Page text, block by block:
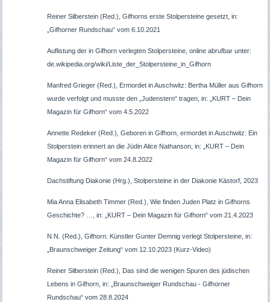
Reiner Silberstein (Red.), Gifhorns erste Stolpersteine gesetzt, in:
„Gifhorner Rundschau“ vom 6.10.2021
Auflistung der in Gifhorn verlegten Stolpersteine, online abrufbar unter:
de.wikipedia.org/wiki/Liste_der_Stolpersteine_in_Gifhorn
Manfred Grieger (Red.), Ermordet in Auschwitz: Bertha Müller aus Gifhorn
wurde verfolgt und musste den „Judenstern“ tragen, in: „KURT – Dein
Magazin für Gifhorn“ vom 4.5.2022
Annette Redeker (Red.), Geboren in Gifhorn, ermordet in Auschwitz: Ein
Stolperstein erinnert an die Jüdin Alice Nathanson, in: „KURT – Dein
Magazin für Gifhorn“ vom 24.8.2022
Dachstiftung Diakonie (Hrg.), Stolpersteine in der Diakonie Kästorf, 2023
Mia Anna Elisabeth Timmer (Red.), Wie finden Juden Platz in Gifhorns
Geschichte? …, in: „KURT – Dein Magazin für Gifhorn“ vom 21.4.2023
N.N. (Red.), Gifhorn: Künstler Gunter Demnig verlegt Stolpersteine, in:
„Braunschweiger Zeitung“ vom 12.10.2023 (Kurz-Video)
Reiner Silberstein (Red.), Das sind die wenigen Spuren des jüdischen
Lebens in Gifhorn, in: „Braunschweiger Rundschau - Gifhorner
Rundschau“ vom 28.8.2024